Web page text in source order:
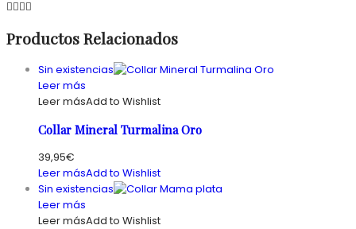
Productos Relacionados
Sin existencias
Leer más
Leer másAdd to Wishlist
Collar Mineral Turmalina Oro
39,95€
Leer másAdd to Wishlist
Sin existencias
Leer más
Leer másAdd to Wishlist